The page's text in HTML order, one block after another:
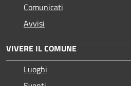
Comunicati
Avvisi
VIVERE IL COMUNE
Luoghi